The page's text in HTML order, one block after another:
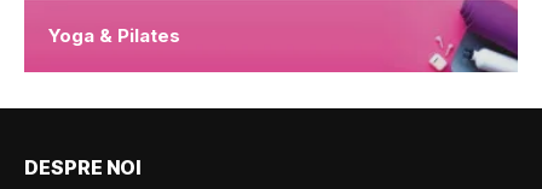
Yoga & Pilates
DESPRE NOI